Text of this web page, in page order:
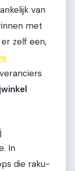
van
met
zelf een,
In
die raku-